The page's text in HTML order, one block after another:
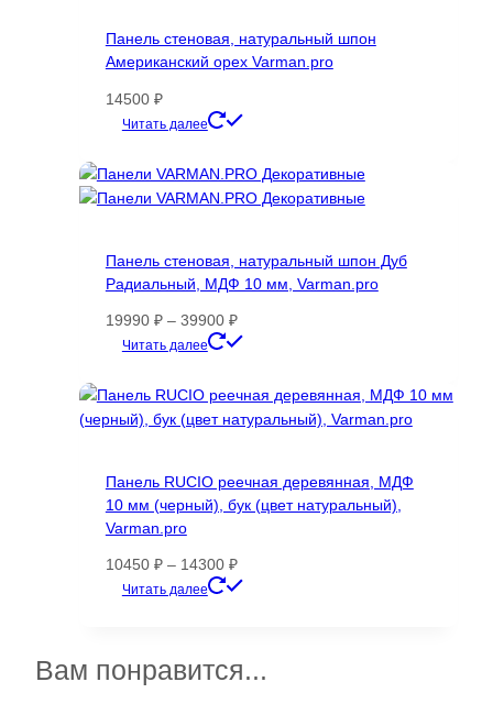
можно
выбрать
Панель стеновая, натуральный шпон
Американский орех Varman.pro
14500 ₽
Читать далее
имеет
несколько
можно
выбрать
Панель стеновая, натуральный шпон Дуб
Радиальный, МДФ 10 мм, Varman.pro
19990 ₽ – 39900 ₽Диапазон
цен:
–
39900 ₽
Читать далее
имеет
несколько
можно
выбрать
Панель RUCIO реечная деревянная, МДФ
10 мм (черный), бук (цвет натуральный),
Varman.pro
10450 ₽ – 14300 ₽Диапазон
цен:
14300 ₽
Читать далее
вариаций.
Вам понравится...